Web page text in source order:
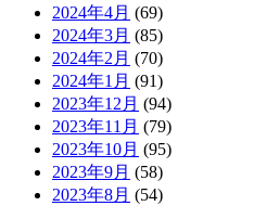
2024年4月 (69)
2024年3月 (85)
2024年2月 (70)
2024年1月 (91)
2023年12月 (94)
2023年11月 (79)
2023年10月 (95)
2023年9月 (58)
2023年8月 (54)